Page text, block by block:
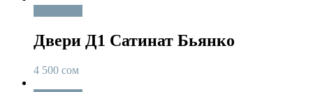
Двери Д1 Сатинат Бьянко
4 500 сом